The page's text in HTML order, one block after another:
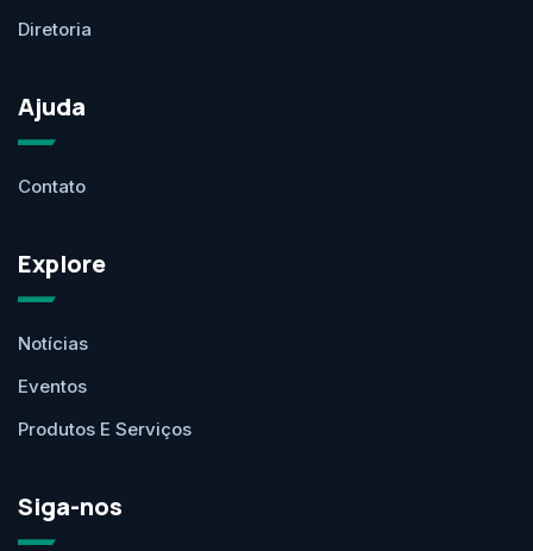
Diretoria
Ajuda
Contato
Explore
Notícias
Eventos
Produtos E Serviços
Siga-nos